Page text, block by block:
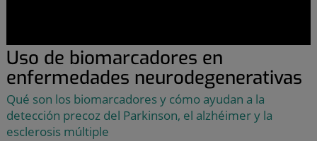
Uso de biomarcadores en
enfermedades neurodegenerativas
Qué son los biomarcadores y cómo ayudan a la
detección precoz del Parkinson, el alzhéimer y la
esclerosis múltiple